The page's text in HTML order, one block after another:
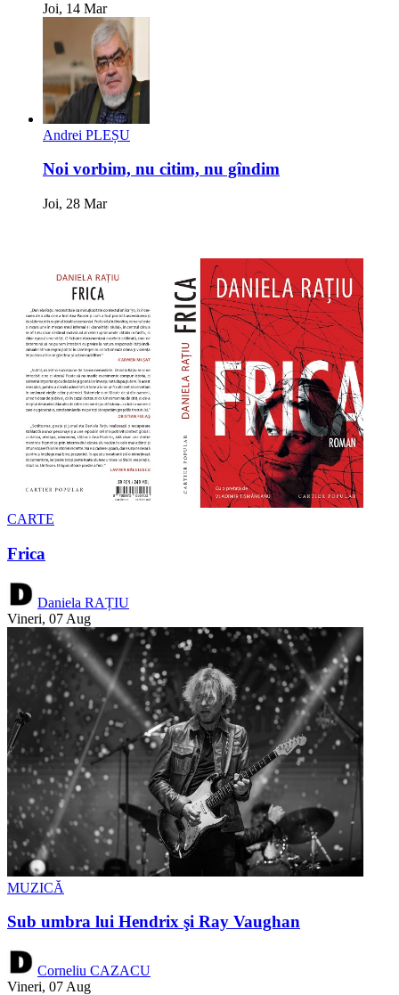
Joi, 14 Mar
Andrei PLEȘU
Noi vorbim, nu citim, nu gîndim
Joi, 28 Mar
CARTE
Frica
Daniela RAȚIU
Vineri, 07 Aug
MUZICĂ
Sub umbra lui Hendrix şi Ray Vaughan
Corneliu CAZACU
Vineri, 07 Aug